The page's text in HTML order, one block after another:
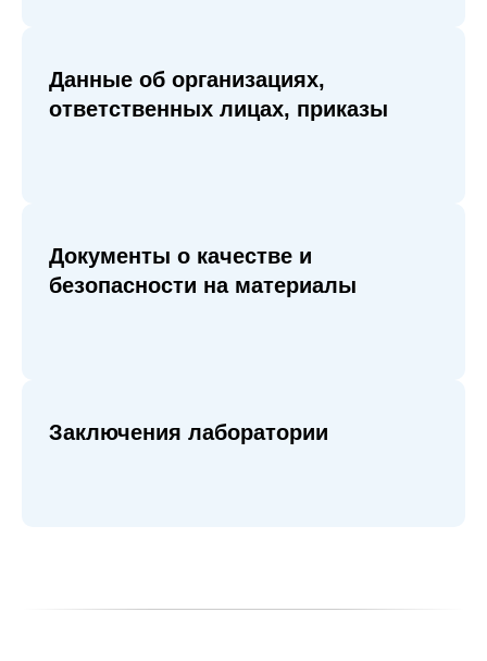
Данные об организациях,
ответственных лицах, приказы
Документы о качестве и
безопасности на материалы
Заключения лаборатории